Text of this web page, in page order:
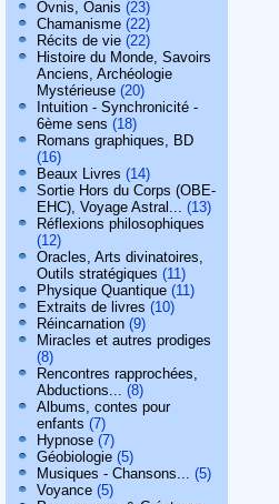
Ovnis, Oanis (23)
Chamanisme (22)
Récits de vie (22)
Histoire du Monde, Savoirs
Anciens, Archéologie
Mystérieuse (20)
Intuition - Synchronicité -
6ème sens (18)
Romans graphiques, BD
(16)
Beaux Livres (14)
Sortie Hors du Corps (OBE-
EHC), Voyage Astral... (13)
Réflexions philosophiques
(12)
Oracles, Arts divinatoires,
Outils stratégiques (11)
Physique Quantique (11)
Extraits de livres (10)
Réincarnation (9)
Miracles et autres prodiges
(8)
Rencontres rapprochées,
Abductions... (8)
Albums, contes pour
enfants (7)
Hypnose (7)
Géobiologie (5)
Musiques - Chansons... (5)
Voyance (5)